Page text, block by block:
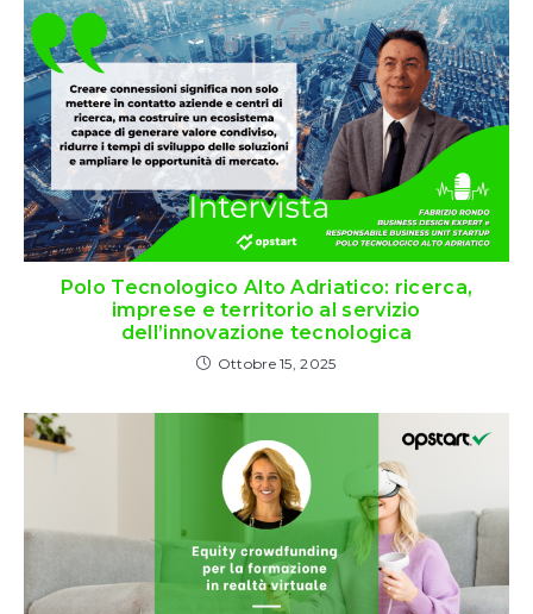
Polo Tecnologico Alto Adriatico: ricerca,
imprese e territorio al servizio
dell’innovazione tecnologica
Ottobre 15, 2025